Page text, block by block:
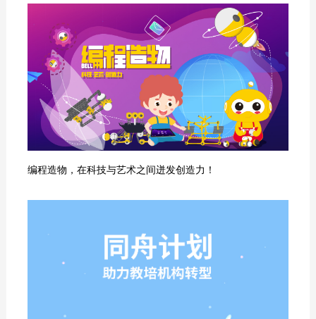
编程造物，在科技与艺术之间迸发创造力！